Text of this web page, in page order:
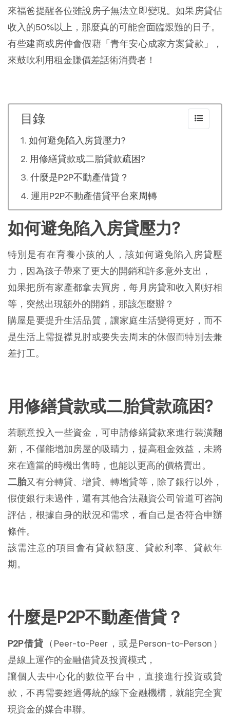
來福爸提醒各位雖說房子無法立即變現。如果房貸佔
收入的50%以上，那麼真的可能會面臨艱難的日子。
有些建商或房仲會假藉「青年安心成家方案貸款」，
來鼓吹利用租金賺價差話術消費者！
目錄
如何避免陷入房貸壓力?
用修繕貸款或二胎貸款疏困?
什麼是P2P不動產借貸？
運用P2P不動產借貸平台來周轉
如何避免陷入房貸壓力?
特別是有在育養小孩的人，該如何避免陷入房貸壓
力，因為孩子帶來了更大的開銷和許多意外支出，
如果把所有家產都拿去買房，每月房貸和收入剛好相
等，突然出現額外的開銷，那該怎麼辦？
購屋是要提升生活品質，讓家庭生活變得更好，而不
是生活上需捉襟見肘或要失去周末的休假而特別去兼
差打工。
用修繕貸款或二胎貸款疏困?
若願意投入一些資金，可申請修繕貸款來進行裝潢翻
新，不僅能增加房屋的吸睛力，提高租金效益，未將
來在適當的時機出售時，也能以更高的價格賣出。
二胎又有分轉貸、增貸、轉增貸等，除了銀行以外，
假使銀行未過件，還有其他合法融資公司管道可咨詢
評估，根據自身的狀況和需求，看自己是否符合申辦
條件。
該需注意的項目會有貸款額度、貸款利率、貸款年
期。
什麼是P2P不動產借貸？
P2P借貸 （Peer-to-Peer，或是Person-to-Person）
是線上運作的金融借貸及投資模式，
讓個人去中心化的數位平台中，直接進行投資或貸
款，不再需要經過傳統的線下金融機構，就能完全實
現資金的媒合串聯。